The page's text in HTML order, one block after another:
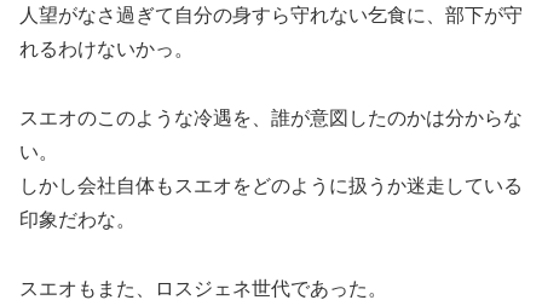
人望がなさ過ぎて自分の身すら守れない乞食に、部下が守
れるわけないかっ。
スエオのこのような冷遇を、誰が意図したのかは分からな
い。
しかし会社自体もスエオをどのように扱うか迷走している
印象だわな。
スエオもまた、ロスジェネ世代であった。